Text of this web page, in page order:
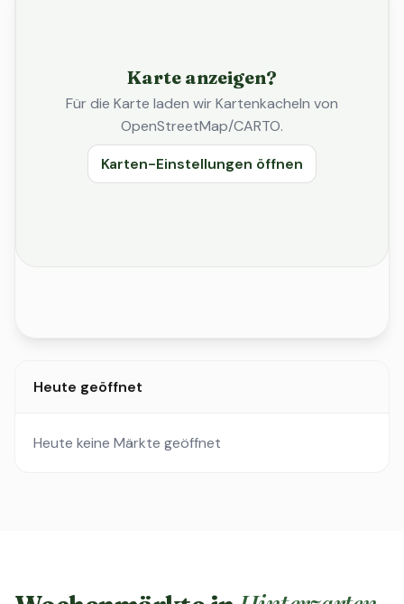
Karte anzeigen?
Für die Karte laden wir Kartenkacheln von
OpenStreetMap/CARTO.
Karten-Einstellungen öffnen
Heute geöffnet
Heute keine Märkte geöffnet